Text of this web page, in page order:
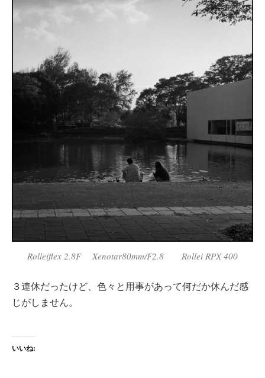
Rolleiflex 2.8F Xenotar80mm/F2.8 Rollei RPX 400
３連休だったけど、色々と用事があって何だか休んだ感
じがしません。
いいね: